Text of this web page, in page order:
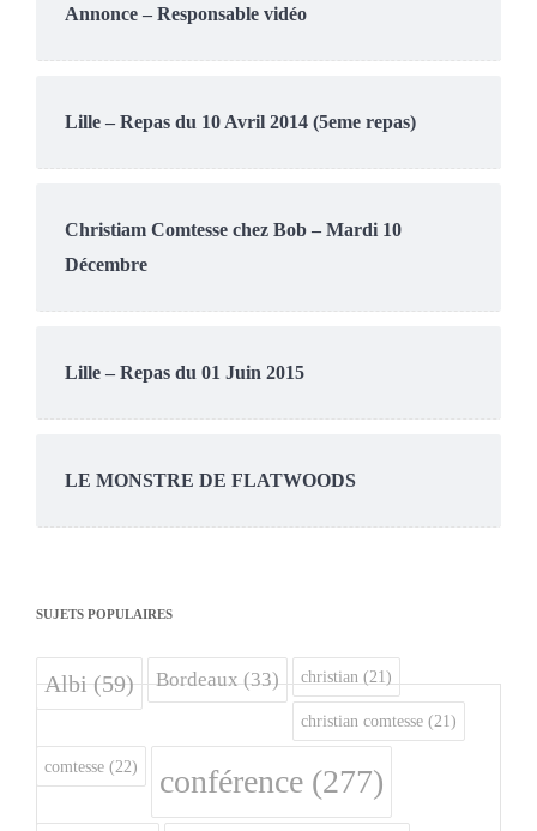
Annonce – Responsable vidéo
Lille – Repas du 10 Avril 2014 (5eme repas)
Christiam Comtesse chez Bob – Mardi 10
Décembre
Lille – Repas du 01 Juin 2015
LE MONSTRE DE FLATWOODS
SUJETS POPULAIRES
Albi(59) Bordeaux(33) christian (21)
christian comtesse (21)
comtesse (22) conférence (277)